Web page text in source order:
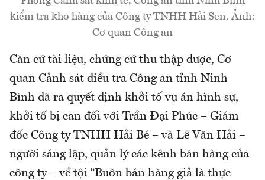
kiểm tra kho hàng của Công ty TNHH Hải Sen. Ảnh:
Cơ quan Công an
Căn cứ tài liệu, chứng cứ thu thập được, Cơ
quan Cảnh sát điều tra Công an tỉnh Ninh
Bình đã ra quyết định khởi tố vụ án hình sự,
khởi tố bị can đối với Trần Đại Phúc – Giám
đốc Công ty TNHH Hải Bé – và Lê Văn Hải –
người sáng lập, quản lý các kênh bán hàng của
công ty – về tội “Buôn bán hàng giả là thực